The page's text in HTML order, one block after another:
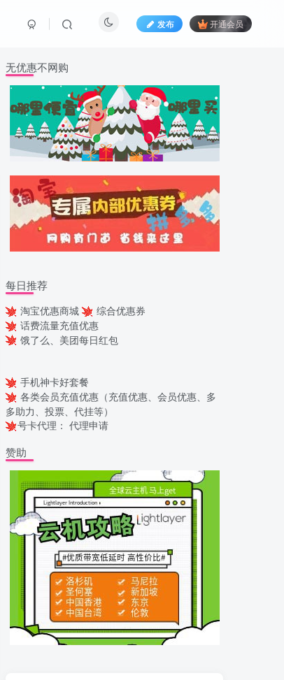
发布 开通会员
无优惠不网购
每日推荐
淘宝优惠商城
综合优惠券
话费流量充值优惠
饿了么、美团每日红包
手机神卡好套餐
各类会员充值优惠（充值优惠、会员优惠、多
多助力、投票、代挂等）
号卡代理： 代理申请
赞助